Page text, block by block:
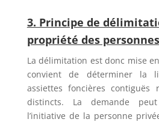
3. Principe de
propriété des
La délimitation est donc mise
convient de déterminer la
assiettes foncières contiguës
distincts. La demande
l’initiative de la personne